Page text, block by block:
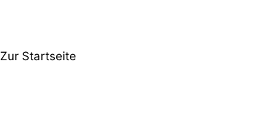
Zur Startseite